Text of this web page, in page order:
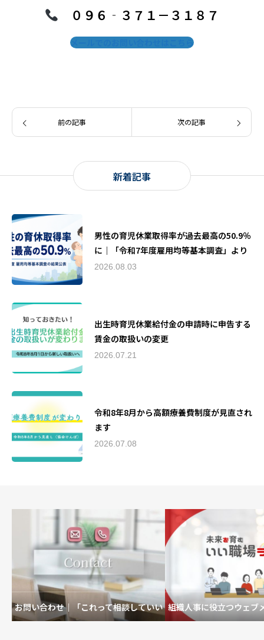
０９６‐３７１－３１８７
メールでのお問い合わせはこちら
前の記事 次の記事
新着記事
男性の育児休業取得率が過去最高の50.9％
に｜「令和7年度雇用均等基本調査」より
2026.08.03
出生時育児休業給付金の申請時に申告する
賃金の取扱いの変更
2026.07.21
令和8年8月から高額療養費制度が見直され
ます
2026.07.08
お問い合わせ｜「これって相談していい 組織人事に役立つウェブ